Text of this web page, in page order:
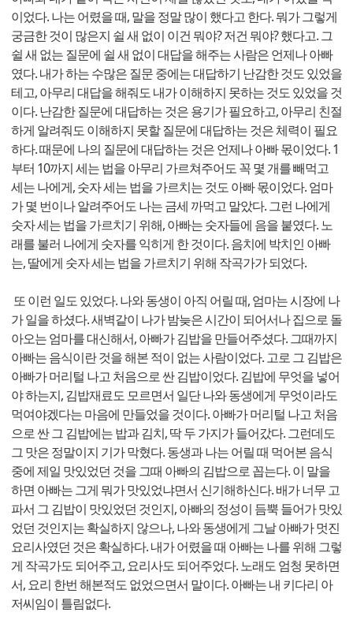
이었다. 나는 어렸을 때, 말을 정말 많이 했다고 한다. 뭐가 그렇게
궁금한 것이 많은지 쉴 새 없이 이건 뭐야? 저건 뭐야? 했다고. 그
쉴 새 없는 질문에 쉴 새 없이 대답을 해주는 사람은 언제나 아빠
였다. 내가 하는 수많은 질문 중에는 대답하기 난감한 것도 있었을
테고, 아무리 대답을 해줘도 내가 이해하지 못하는 것도 있었을 것
이다. 난감한 질문에 대답하는 것은 용기가 필요하고, 아무리 친절
하게 알려줘도 이해하지 못할 질문에 대답하는 것은 체력이 필요
하다. 때문에 나의 질문에 대답하는 것은 언제나 아빠 몫이었다. 1
부터 10까지 세는 법을 아무리 가르쳐주어도 꼭 몇 개를 빼먹고
세는 나에게, 숫자 세는 법을 가르치는 것도 아빠 몫이었다. 엄마
가 몇 번이나 알려주어도 나는 금세 까먹고 말았다. 그런 나에게
숫자 세는 법을 가르치기 위해, 아빠는 숫자들에 음을 붙였다. 노
래를 불러 나에게 숫자를 익히게 한 것이다. 음치에 박치인 아빠
는, 딸에게 숫자 세는 법을 가르치기 위해 작곡가가 되었다.
또 이런 일도 있었다. 나와 동생이 아직 어릴 때, 엄마는 시장에 나
가 일을 하셨다. 새벽같이 나가 밤늦은 시간이 되어서나 집으로 돌
아오는 엄마를 대신해서, 아빠가 김밥을 만들어주셨다. 그때까지
아빠는 음식이란 것을 해본 적이 없는 사람이었다. 고로 그 김밥은
아빠가 머리털 나고 처음으로 싼 김밥이었다. 김밥에 무엇을 넣어
야 하는지, 김밥재료도 모르면서 일단 나와 동생에게 무엇이라도
먹여야겠다는 마음에 만들었을 것이다. 아빠가 머리털 나고 처음
으로 싼 그 김밥에는 밥과 김치, 딱 두 가지가 들어갔다. 그런데도
그 맛은 정말이지 기가 막혔다. 동생과 나는 어릴 때 먹어본 음식
중에 제일 맛있었던 것을 그때 아빠의 김밥으로 꼽는다. 이 말을
하면 아빠는 그게 뭐가 맛있었냐면서 신기해하신다. 배가 너무 고
파서 그 김밥이 맛있었던 것인지, 아빠의 정성이 듬뿍 들어가 맛있
었던 것인지는 확실하지 않으나, 나와 동생에게 그날 아빠가 멋진
요리사였던 것은 확실하다. 내가 어렸을 때 아빠는 나를 위해 그렇
게 작곡가도 되어주고, 요리사도 되어주었다. 노래도 엄청 못하면
서, 요리 한번 해본적도 없었으면서 말이다. 아빠는 내 키다리 아
저씨임이 틀림없다.